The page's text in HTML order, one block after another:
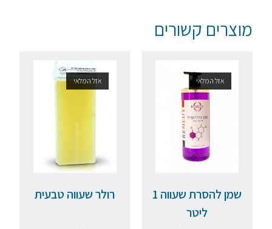
מוצרים קשורים
אזל המלאי
שמן להסרת שעווה 1
ליטר
אזל המלאי
רולר שעווה טבעית